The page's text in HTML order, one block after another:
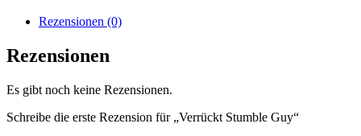
Rezensionen (0)
Rezensionen
Es gibt noch keine Rezensionen.
Schreibe die erste Rezension für „Verrückt Stumble Guy“